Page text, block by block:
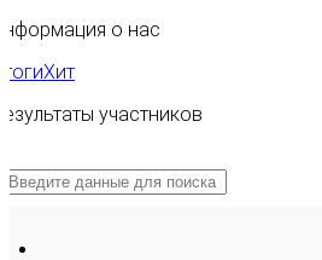
о нас
Хит
участников